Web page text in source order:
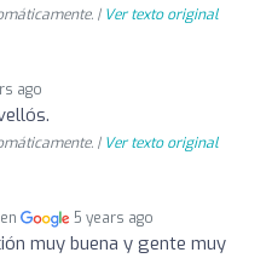
| Ver texto original
ago
| Ver texto original
5 years ago
muy buena y gente muy